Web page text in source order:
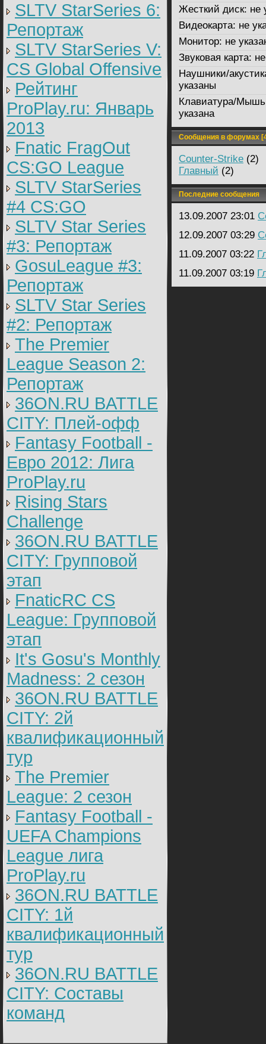
SLTV StarSeries 6:
Репортаж
SLTV StarSeries V:
CS Global Offensive
Рейтинг
ProPlay.ru: Январь
2013
Fnatic FragOut
CS:GO League
SLTV StarSeries
#4 CS:GO
SLTV Star Series
#3: Репортаж
GosuLeague #3:
Репортаж
SLTV Star Series
#2: Репортаж
The Premier
League Season 2:
Репортаж
36ON.RU BATTLE
CITY: Плей-офф
Fantasy Football -
Евро 2012: Лига
ProPlay.ru
Rising Stars
Challenge
36ON.RU BATTLE
CITY: Групповой
этап
FnaticRC CS
League: Групповой
этап
It's Gosu's Monthly
Madness: 2 сезон
36ON.RU BATTLE
CITY: 2й
квалификационный
тур
The Premier
League: 2 cезон
Fantasy Football -
UEFA Champions
League лига
ProPlay.ru
36ON.RU BATTLE
CITY: 1й
квалификационный
тур
36ON.RU BATTLE
CITY: Составы
команд
Жесткий диск: не
Видеокарта: не
Монитор: не
Звуковая карта:
Наушники/
указаны
Клавиатура/
указана
Сообщения в форумах
Counter-Strike (2)
Главный (2)
Последние сообщения
13.09.2007 23:01
12.09.2007 03:29
11.09.2007 03:22
11.09.2007 03:19